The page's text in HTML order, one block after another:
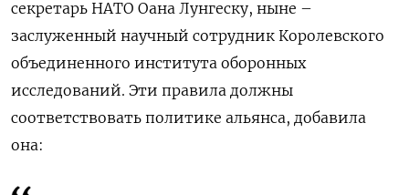
секретарь НАТО Оана Лунгеску, ныне –
заслуженный научный сотрудник Королевского
объединенного института оборонных
исследований. Эти правила должны
соответствовать политике альянса, добавила
она: